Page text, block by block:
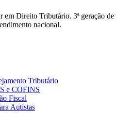
em Direito Tributário. 3ª geração de
nacional.
Tributário
e COFINS
Fiscal
Autistas